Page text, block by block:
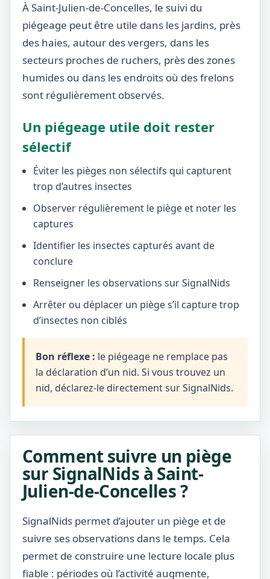
À Saint-Julien-de-Concelles, le suivi du
piégeage peut être utile dans les jardins, près
des haies, autour des vergers, dans les
secteurs proches de ruchers, près des zones
humides ou dans les endroits où des frelons
sont régulièrement observés.
Un piégeage utile doit rester
sélectif
Éviter les pièges non sélectifs qui capturent
trop d’autres insectes
Observer régulièrement le piège et noter les
captures
Identifier les insectes capturés avant de
conclure
Renseigner les observations sur SignalNids
Arrêter ou déplacer un piège s’il capture trop
d’insectes non ciblés
Bon réflexe : le piégeage ne remplace pas
la déclaration d’un nid. Si vous trouvez un
nid, déclarez-le directement sur SignalNids.
Comment suivre un piège
sur SignalNids à Saint-
Julien-de-Concelles ?
SignalNids permet d’ajouter un piège et de
suivre ses observations dans le temps. Cela
permet de construire une lecture locale plus
fiable : périodes où l’activité augmente,